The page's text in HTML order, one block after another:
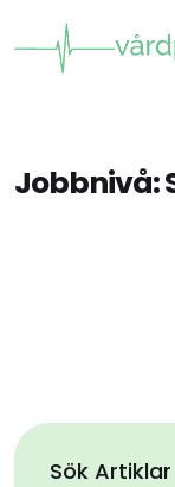
Jobbnivå:
Sök Artiklar